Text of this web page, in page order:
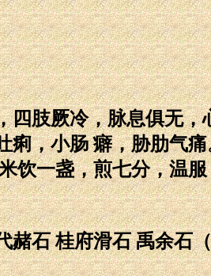
厥冷，脉息俱无，
，小肠 癖，胁肋气
饮一盏，煎七分，温
桂府滑石 禹余石